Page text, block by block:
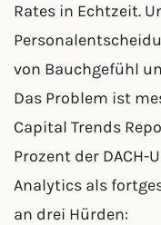
Rates in Echtzeit.
von Bauchgefühl
Das Problem ist
Capital Trends
Prozent der DACH-
Analytics als
an drei Hürden: